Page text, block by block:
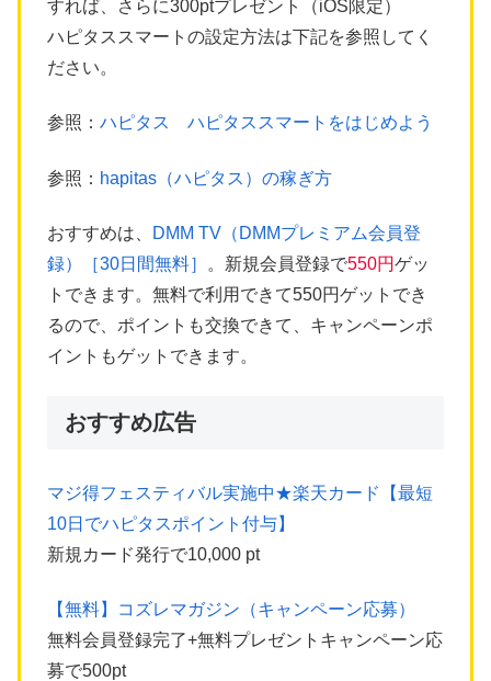
すれば、さらに300ptプレゼント（iOS限定）
ハピタススマートの設定方法は下記を参照してく
ださい。
参照： ハピタス ハピタススマートをはじめよう
参照： hapitas（ハピタス）の稼ぎ方
おすすめは、
DMM TV（DMMプレミアム会員登
録）［30日間無料］
。新規会員登録で550円ゲッ
トできます。無料で利用できて550円ゲットでき
るので、ポイントも交換できて、キャンペーンポ
イントもゲットできます。
おすすめ広告
マジ得フェスティバル実施中★楽天カード【最短
10日でハピタスポイント付与】
新規カード発行で10,000 pt
【無料】コズレマガジン（キャンペーン応募）
無料会員登録完了+無料プレゼントキャンペーン応
募で500pt